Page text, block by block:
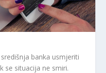
banka usmjeriti
se situacija ne smiri.